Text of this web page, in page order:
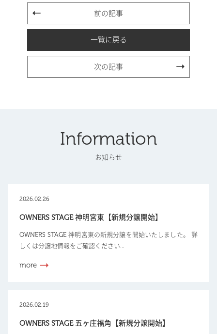
前の記事
一覧に戻る
次の記事
Information
お知らせ
2026.02.26
OWNERS STAGE 神明宮東【新規分譲開始】
OWNERS STAGE 神明宮東の新規分譲を開始いたしました。 詳
しくは分譲地情報をご確認ください...
more
2026.02.19
OWNERS STAGE 五ヶ庄福角【新規分譲開始】